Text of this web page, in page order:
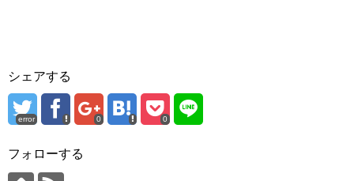
シェアする
error 0 0
フォローする